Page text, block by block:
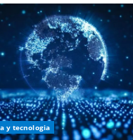
y tecnologia